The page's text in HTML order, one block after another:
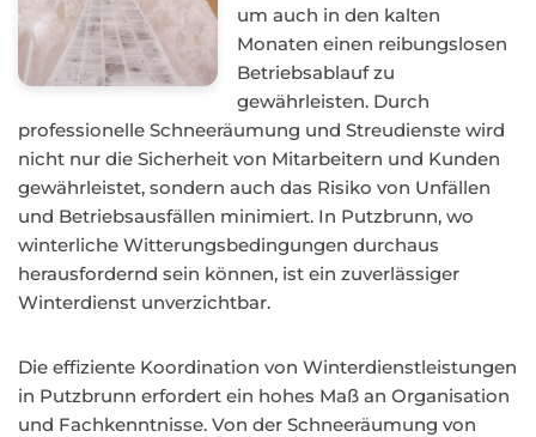
um auch in den kalten
Monaten einen reibungslosen
Betriebsablauf zu
gewährleisten. Durch
professionelle Schneeräumung und Streudienste wird
nicht nur die Sicherheit von Mitarbeitern und Kunden
gewährleistet, sondern auch das Risiko von Unfällen
und Betriebsausfällen minimiert. In Putzbrunn, wo
winterliche Witterungsbedingungen durchaus
herausfordernd sein können, ist ein zuverlässiger
Winterdienst unverzichtbar.
Die effiziente Koordination von Winterdienstleistungen
in Putzbrunn erfordert ein hohes Maß an Organisation
und Fachkenntnisse. Von der Schneeräumung von